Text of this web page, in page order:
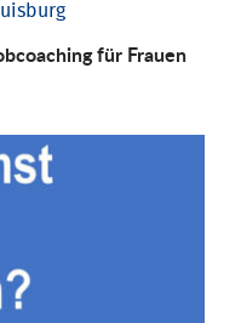
für Frauen